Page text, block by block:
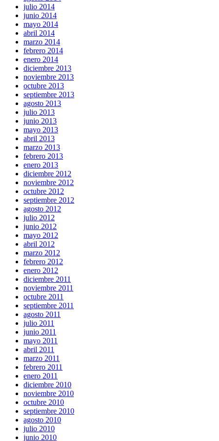
julio 2014
junio 2014
mayo 2014
abril 2014
marzo 2014
febrero 2014
enero 2014
diciembre 2013
noviembre 2013
octubre 2013
septiembre 2013
agosto 2013
julio 2013
junio 2013
mayo 2013
abril 2013
marzo 2013
febrero 2013
enero 2013
diciembre 2012
noviembre 2012
octubre 2012
septiembre 2012
agosto 2012
julio 2012
junio 2012
mayo 2012
abril 2012
marzo 2012
febrero 2012
enero 2012
diciembre 2011
noviembre 2011
octubre 2011
septiembre 2011
agosto 2011
julio 2011
junio 2011
mayo 2011
abril 2011
marzo 2011
febrero 2011
enero 2011
diciembre 2010
noviembre 2010
octubre 2010
septiembre 2010
agosto 2010
julio 2010
junio 2010